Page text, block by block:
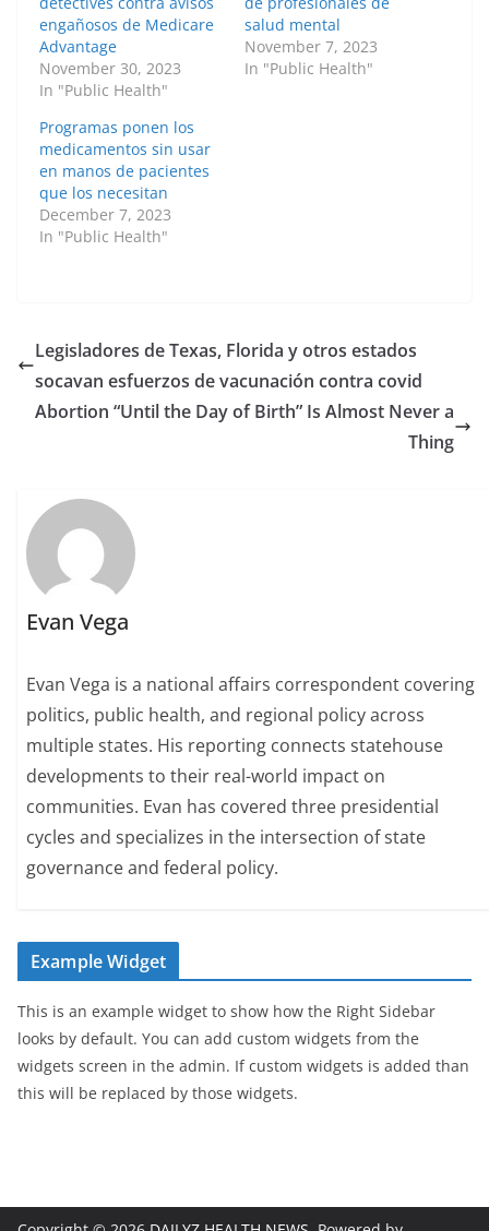
engañosos de Medicare
Advantage
November 30, 2023
In "Public Health"
salud mental
November 7, 2023
In "Public Health"
Programas ponen los
medicamentos sin usar
en manos de pacientes
que los necesitan
December 7, 2023
In "Public Health"
Legisladores de Texas, Florida y otros estados
socavan esfuerzos de vacunación contra covid
Abortion “Until the Day of Birth” Is Almost Never a
Thing
Evan Vega
Evan Vega is a national affairs correspondent covering
politics, public health, and regional policy across
multiple states. His reporting connects statehouse
developments to their real-world impact on
communities. Evan has covered three presidential
cycles and specializes in the intersection of state
governance and federal policy.
Example Widget
This is an example widget to show how the Right Sidebar
looks by default. You can add custom widgets from the
widgets screen in the admin. If custom widgets is added than
this will be replaced by those widgets.